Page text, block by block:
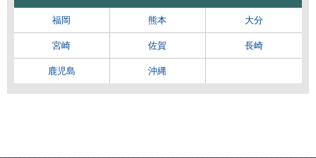
福岡 熊本 大分
宮崎 佐賀 長崎
鹿児島 沖縄